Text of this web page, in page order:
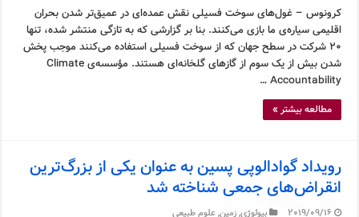
کرونوس – غول‌های سوخت فسیلی نقش عمده‌ای در عمیق‌تر شدن بحران
اقلیمی سیاره‌ی ما بازی می‌کنند. بنا بر گزارشی که به تازگی منتشر شده، تنها
۲۰ شرکت در سطح جهان که از سوخت فسیلی استفاده می‌کنند موجب پخش
شدن بیش از یک سوم از گازهای گلخانه‌ای هستند. مؤسسه‌ی Climate
Accountability …
مطالعه بیشتر »
رویداد گوادالوپی پسین به عنوان یکی از بزرگ‌ترین
انقراض‌های جمعی شناخته شد
2019/09/16 بیولوژی,زمین,علوم طبیعی